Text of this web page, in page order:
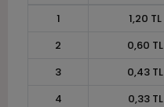
1 1,20 TL
2
0,60 TL
3
0,43 TL
4
0,33 TL